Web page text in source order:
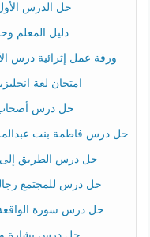
حل الدرس
دليل المعلم
ورقة عمل إثرائية درس
امتحان لغة
حل درس
حل درس فاطمة بنت
حل درس الطريق إلى
حل درس للمجتمع
حل درس سورة الواقعة 57-74 تربية اسلامية الصف